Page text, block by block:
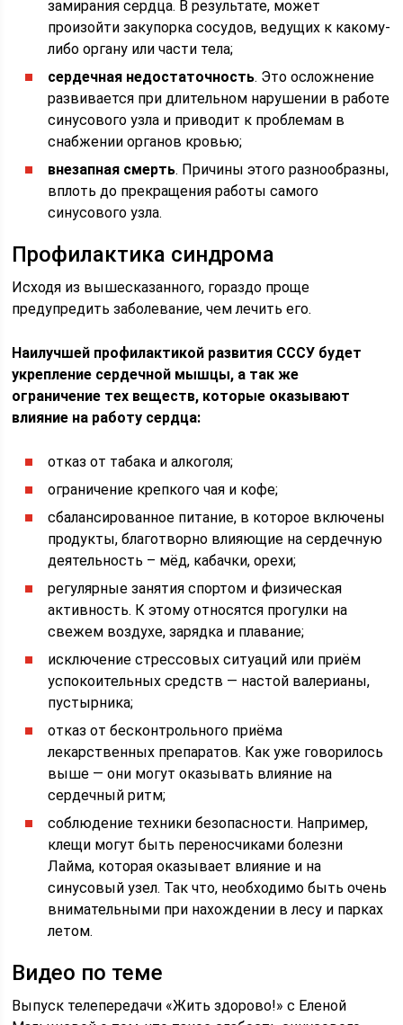
замирания сердца. В результате, может
произойти закупорка сосудов, ведущих к какому-
либо органу или части тела;
сердечная недостаточность. Это осложнение
развивается при длительном нарушении в работе
синусового узла и приводит к проблемам в
снабжении органов кровью;
внезапная смерть. Причины этого разнообразны,
вплоть до прекращения работы самого
синусового узла.
Профилактика синдрома
Исходя из вышесказанного, гораздо проще
предупредить заболевание, чем лечить его.
Наилучшей профилактикой развития СССУ будет
укрепление сердечной мышцы, а так же
ограничение тех веществ, которые оказывают
влияние на работу сердца:
отказ от табака и алкоголя;
ограничение крепкого чая и кофе;
сбалансированное питание, в которое включены
продукты, благотворно влияющие на сердечную
деятельность – мёд, кабачки, орехи;
регулярные занятия спортом и физическая
активность. К этому относятся прогулки на
свежем воздухе, зарядка и плавание;
исключение стрессовых ситуаций или приём
успокоительных средств — настой валерианы,
пустырника;
отказ от бесконтрольного приёма
лекарственных препаратов. Как уже говорилось
выше — они могут оказывать влияние на
сердечный ритм;
соблюдение техники безопасности. Например,
клещи могут быть переносчиками болезни
Лайма, которая оказывает влияние и на
синусовый узел. Так что, необходимо быть очень
внимательными при нахождении в лесу и парках
летом.
Видео по теме
Выпуск телепередачи «Жить здорово!» с Еленой